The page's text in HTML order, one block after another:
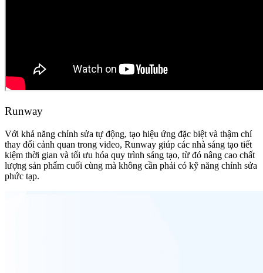
Runway
Với khả năng chỉnh sửa tự động, tạo hiệu ứng đặc biệt và thậm chí
thay đổi cảnh quan trong video, Runway giúp các nhà sáng tạo tiết
kiệm thời gian và tối ưu hóa quy trình sáng tạo, từ đó nâng cao chất
lượng sản phẩm cuối cùng mà không cần phải có kỹ năng chỉnh sửa
phức tạp.